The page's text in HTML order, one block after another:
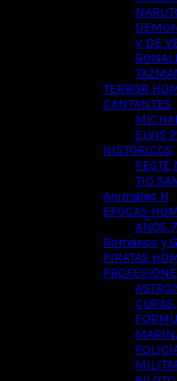
V DE
TERROR
CANTANTES
ELVIS
HISTÓRICOS
PESTE
TIO
Animales H
EPOCAS
AÑOS
Romanos y
PIRATAS